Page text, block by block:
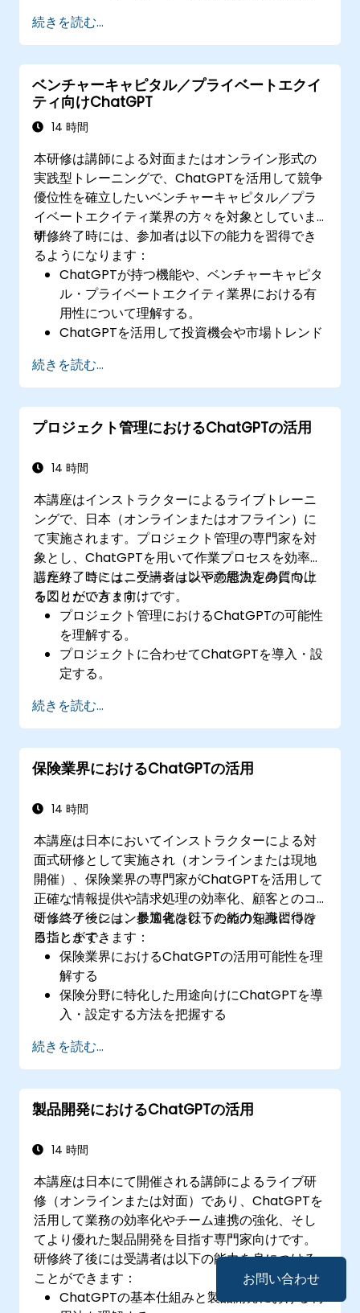
お問い合わせ
既存システムとGPT-4oを連携させ、AI関連
機能を強化する
AI開発における倫理的課題や最良実践例につ
いて把握する
続きを読む...
ベンチャーキャピタル／プライベートエクイ
ティ向けChatGPT
14 時間
本研修は講師による対面またはオンライン形式の
実践型トレーニングで、ChatGPTを活用して競争
優位性を確立したいベンチャーキャピタル／プラ
イベートエクイティ業界の方々を対象としていま
す。
研修終了時には、参加者は以下の能力を習得でき
るようになります：
ChatGPTが持つ機能や、ベンチャーキャピタ
ル・プライベートエクイティ業界における有
用性について理解する。
ChatGPTを活用して投資機会や市場トレンド
デューデリジェンスのプロセスにChatGPTを
組み込むことができるようになる。
ベンチャーキャピタル／プライベートエクイ
ティ用途向けのカスタムChatGPTモデルを開
続きを読む...
プロジェクト管理におけるChatGPTの活用
14 時間
本講座はインストラクターによるライブトレーニ
ングで、日本（オンラインまたはオフライン）に
て実施されます。プロジェクト管理の専門家を対
象とし、ChatGPTを用いて作業プロセスを効率化
したり、コミュニケーションや意思決定の質向上
を図りたい方々向けです。
講座終了時には、受講者は以下の能力を身につけ
ることができます：
プロジェクト管理におけるChatGPTの可能性
を理解する。
プロジェクトに合わせてChatGPTを導入・設
定する。
ンや協働のためにChatGPTを活用する。
繰り返し発生する作業の自動化や、洞察の抽
出にChatGPTを用いる。
プロジェクト管理においてChatGPTを効率的
ィスを実践する。
続きを読む...
保険業界におけるChatGPTの活用
14 時間
本講座は日本においてインストラクターによる対
面式研修として実施され（オンラインまたは現地
開催）、保険業界の専門家がChatGPTを活用して
正確な情報提供や請求処理の効率化、顧客とのコ
ミュニケーション最適化を行うための知識習得を
目指します。
研修終了後には、参加者は以下の能力を身につけ
ることができます：
保険業界におけるChatGPTの活用可能性を理
解する
保険分野に特化した用途向けにChatGPTを導
入・設定する方法を把握する
び個別対応を行うことができる
請求処理の最適化や日常業務の自動化に
ChatGPTを活用する
保険業界におけるChatGPTの効率的かつコン
プラクティスを実践できる
続きを読む...
製品開発におけるChatGPTの活用
14 時間
本講座は日本にて開催される講師によるライブ研
修（オンラインまたは対面）であり、ChatGPTを
活用して業務の効率化やチーム連携の強化、そし
てより優れた製品開発を目指す専門家向けです。
研修終了後には受講者は以下の能力を身につける
ことができます：
ChatGPTの基本仕組みと製品開発における利